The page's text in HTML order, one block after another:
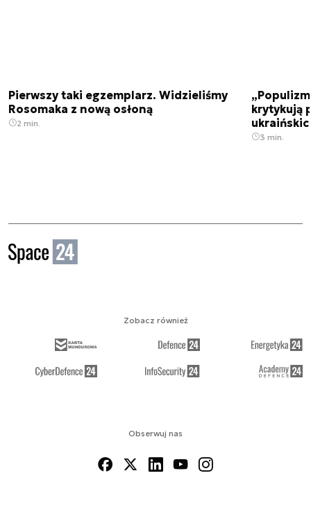
Pierwszy taki egzemplarz. Widzieliśmy
Rosomaka z nową osłoną
2 min.
krytykują
3 min.
Obserwuj nas
Zobacz również